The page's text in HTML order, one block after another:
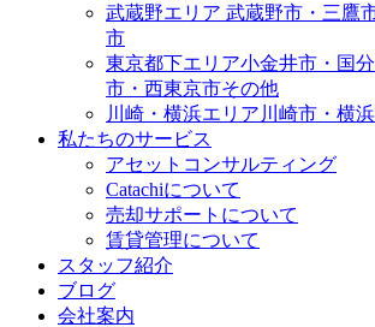
武蔵野エリア 武蔵野市・三鷹
市
東京都下エリア小金井市・国
市・西東京市その他
川崎・横浜エリア 川崎市・横
私たちのサービス
アセットコンサルティング
Catachiについて
売却サポートについて
賃貸管理について
スタッフ紹介
ブログ
会社案内